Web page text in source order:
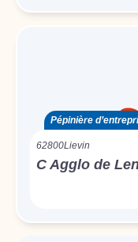
Pépinière
62800Lievin
C Agglo de